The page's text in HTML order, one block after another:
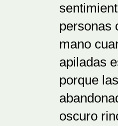
personas
mano
apiladas
porque
oscuro